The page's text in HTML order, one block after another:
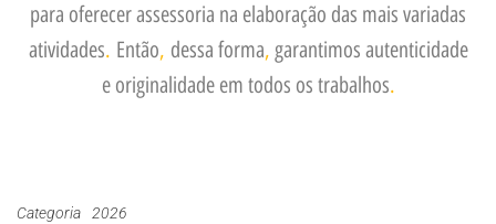
para oferecer assessoria na elaboração das mais variadas
atividades. Então, dessa forma, garantimos autenticidade
e originalidade em todos os trabalhos.
Categoria 2026